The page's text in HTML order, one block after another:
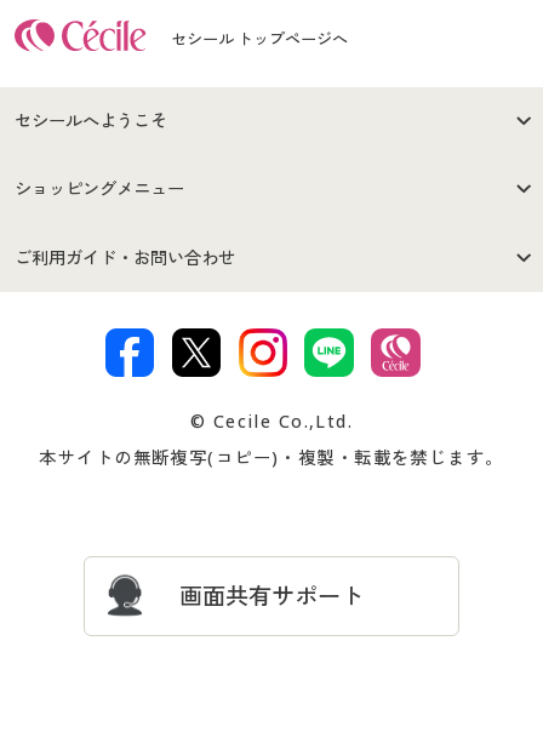
セシール トップページへ
セシールへようこそ
はじめての方へ
セシールご利用規約
著作権・商標について 会社案内
ショッピングメニュー
商品カテゴリ
プレゼント＆キャンペーン サイトマップ
ご利用ガイド・お問い合わせ
交換・返品は お支払は
ついて
忘れの場合
© Cecile Co.,Ltd.
本サイトの無断複写(コピー)・複製・転載を禁じます。
画面共有サポート